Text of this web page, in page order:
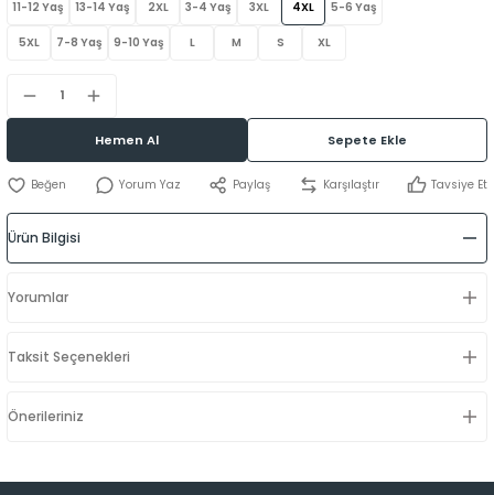
11-12 Yaş 13-14 Yaş 2XL 3-4 Yaş 3XL 4XL 5-6 Yaş
5XL 7-8 Yaş 9-10 Yaş L M S XL
Hemen Al Sepete Ekle
Yorum Yaz Paylaş Karşılaştır Tavsiye Et
Ürün Bilgisi
Yorumlar
Taksit Seçenekleri
Önerileriniz